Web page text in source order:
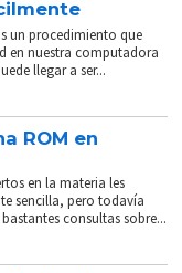
un procedimiento que
en nuestra computadora
llegar a ser...
ROM en
en la materia les
sencilla, pero todavía
consultas sobre...